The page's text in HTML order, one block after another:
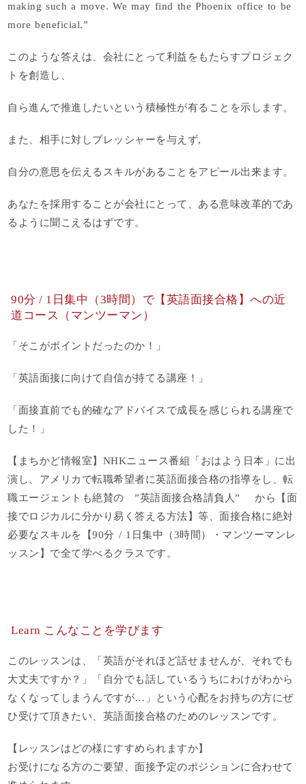
making such a move. We may find the Phoenix office to be
more beneficial.”
このような答えは、会社にとって利益をもたらすプロジェク
トを創造し、
自ら進んで推進したいという積極性が有ることを示します。
また、相手に対しプレッシャーを与えず,
自分の意思を伝えるスキルがあることをアピール出来ます。
あなたを採用することが会社にとって、ある意味改革的であ
るように聞こえるはずです。
90分 / 1日集中（3時間）で【英語面接合格】への近
道コース（マンツーマン）
「そこがポイントだったのか！」
「英語面接に向けて自信が持てる講座！」
「面接直前でも的確なアドバイスで成長を感じられる講座で
した！」
【まちかど情報室】NHKニュース番組「おはよう日本」に出
演し、アメリカで転職希望者に英語面接合格の指導をし、転
職エージェントも絶賛の ”英語面接合格請負人” から【面
接でロジカルに分かり易く答える方法】等、面接合格に絶対
必要なスキルを【90分 / 1日集中（3時間）・マンツーマンレ
ッスン】で全て学べるクラスです。
Learn こんなことを学びます
このレッスンは、「英語がそれほど話せませんが、それでも
大丈夫ですか？」「自分でも話しているうちにわけがわから
なくなってしまうんですが…」という心配をお持ちの方にぜ
ひ受けて頂きたい、英語面接合格のためのレッスンです。
【レッスンはどの様にすすめられますか】
お受けになる方のご要望、面接予定のポジションに合わせて